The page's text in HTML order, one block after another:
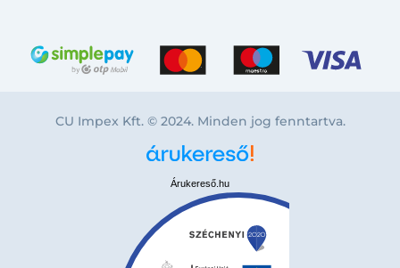
CU Impex Kft. © 2024. Minden jog fenntartva.
Árukereső.hu